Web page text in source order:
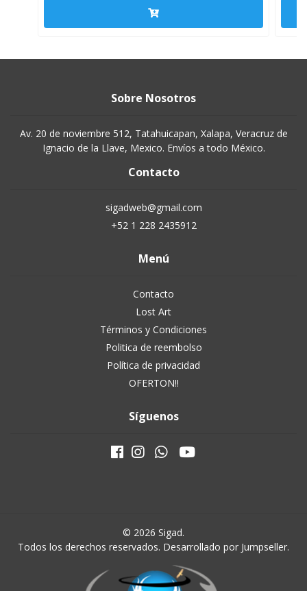
Sobre Nosotros
Av. 20 de noviembre 512, Tatahuicapan, Xalapa, Veracruz de
Ignacio de la Llave, Mexico. Envíos a todo México.
Contacto
sigadweb@gmail.com
+52 1 228 2435912
Menú
Contacto
Lost Art
Términos y Condiciones
Politica de reembolso
Política de privacidad
OFERTON!!
Síguenos
© 2026 Sigad.
Todos los derechos reservados. Desarrollado por Jumpseller.